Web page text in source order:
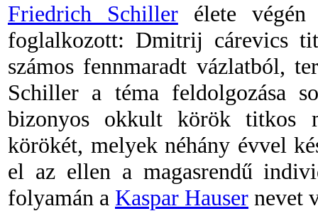
Friedrich Schillerélete végén
foglalkozott: Dmitrij cárevics
számos fennmaradt vázlatból,
Schiller a téma feldolgozása
bizonyos okkult körök titkos
körökét, melyek néhány évvel
el az ellen a magasrendű
folyamán a Kaspar Hauser nevet